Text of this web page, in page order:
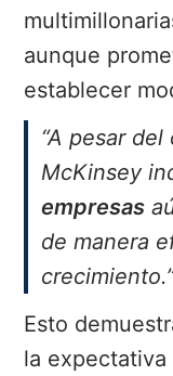
aunque
establecer
“A pesar
McKinsey
empresas
de manera
Esto
la